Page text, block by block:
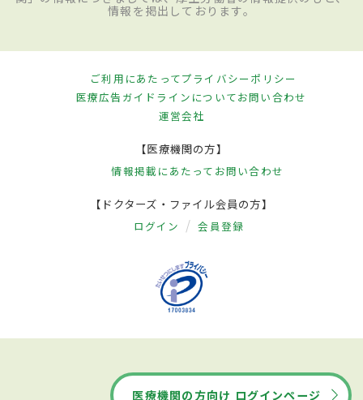
情報を掲出しております。
ご利用にあたってプライバシーポリシー
医療広告ガイドラインについてお問い合わせ
運営会社
【医療機関の方】
情報掲載にあたって お問い合わせ
【ドクターズ・ファイル会員の方】
ログイン 会員登録
医療機関の方向け ログインページ